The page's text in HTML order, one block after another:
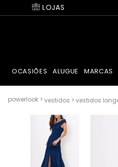
LOJAS
OCASIÕES ALUGUE MARCAS
vestidos vestidos